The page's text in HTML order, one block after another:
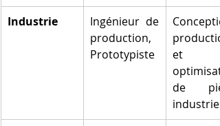
Industrie
Ingénieur de
production,
Prototypiste
et
de